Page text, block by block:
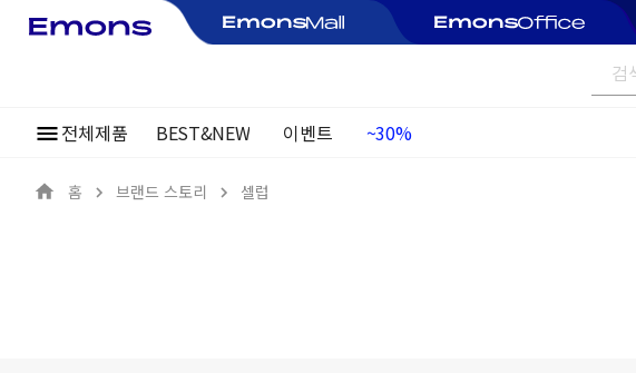
전체제품 BEST&NEW 이벤트
여름정기행사
홈 브랜드 스토리 셀럽